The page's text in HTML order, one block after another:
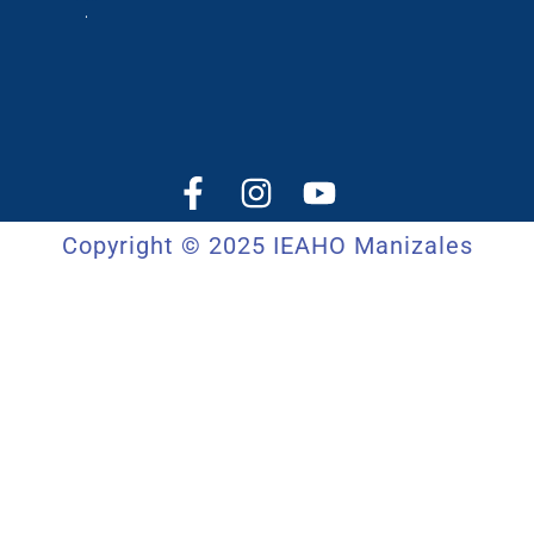
.
Copyright © 2025 IEAHO Manizales